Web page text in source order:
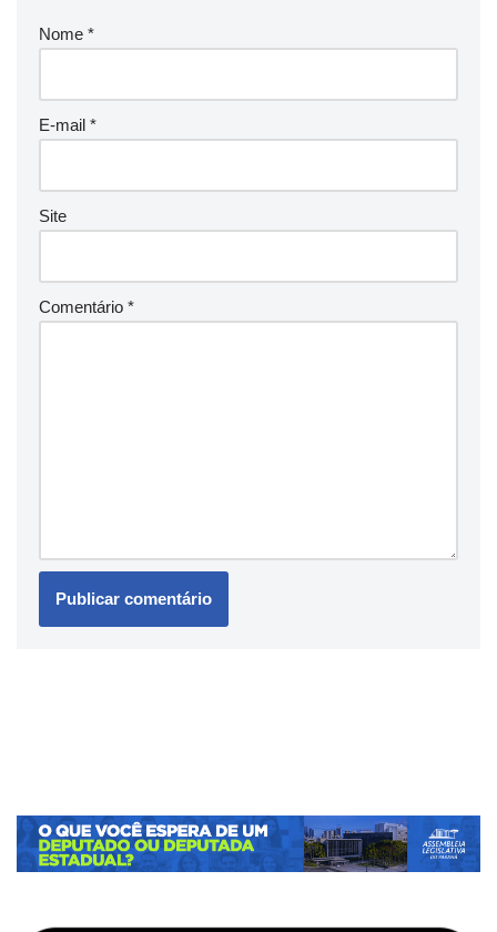
Nome *
E-mail *
Site
Comentário *